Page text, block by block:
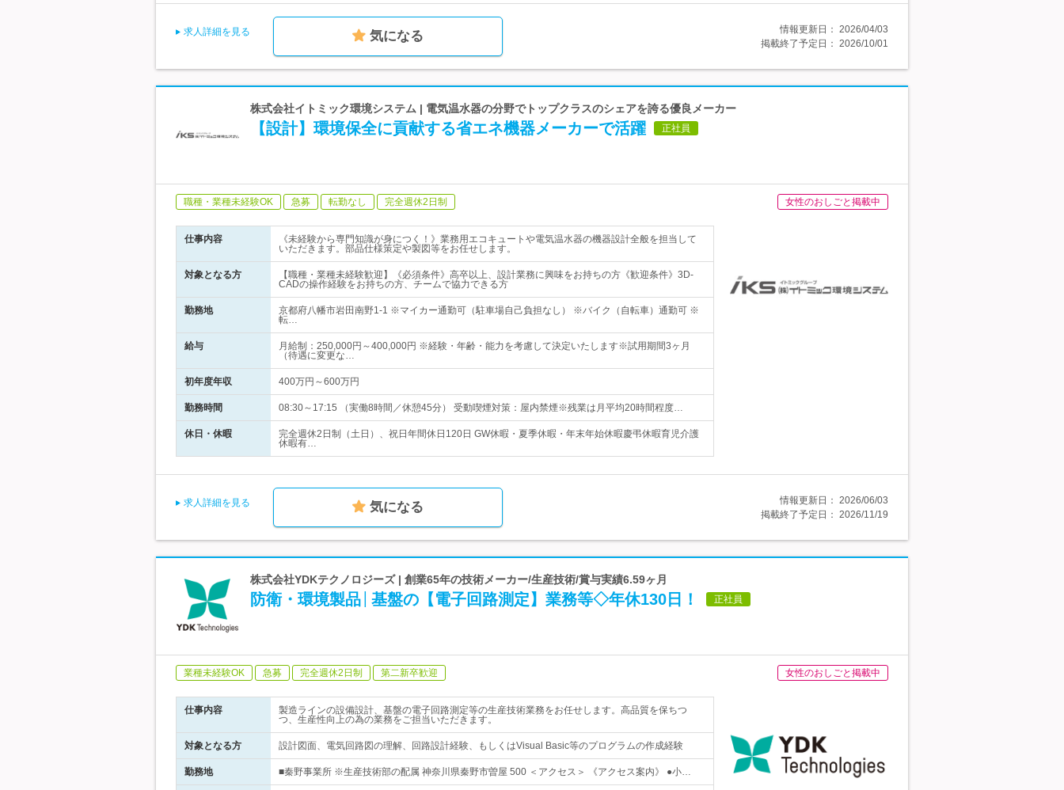
求人詳細を見る 気になる 情報更新日： 2026/04/03
掲載終了予定日： 2026/10/01
株式会社イトミック環境システム | 電気温水器の分野でトップクラスのシェアを誇る優良メーカー
【設計】環境保全に貢献する省エネ機器メーカーで活躍 正社員
職種・業種未経験OK 急募 転勤なし 完全週休2日制 女性のおしごと掲載中
仕事内容
《未経験から専門知識が身につく！》業務用エコキュートや電気温水器の機器設計全般を担当して
いただきます。部品仕様策定や製図等をお任せします。
対象となる方
【職種・業種未経験歓迎】《必須条件》高卒以上、設計業務に興味をお持ちの方《歓迎条件》3D-
CADの操作経験をお持ちの方、チームで協力できる方
勤務地
京都府八幡市岩田南野1-1 ※マイカー通勤可（駐車場自己負担なし） ※バイク（自転車）通勤可 ※
転…
給与
月給制：250,000円～400,000円 ※経験・年齢・能力を考慮して決定いたします※試用期間3ヶ月
（待遇に変更な…
初年度年収 400万円～600万円
勤務時間 08:30～17:15 （実働8時間／休憩45分） 受動喫煙対策：屋内禁煙※残業は月平均20時間程度…
休日・休暇
完全週休2日制（土日）、祝日年間休日120日 GW休暇・夏季休暇・年末年始休暇慶弔休暇育児介護
休暇有…
求人詳細を見る 気になる 情報更新日： 2026/06/03
掲載終了予定日： 2026/11/19
株式会社YDKテクノロジーズ | 創業65年の技術メーカー/生産技術/賞与実績6.59ヶ月
防衛・環境製品│基盤の【電子回路測定】業務等◇年休130日！ 正社員
業種未経験OK 急募 完全週休2日制 第二新卒歓迎 女性のおしごと掲載中
仕事内容
製造ラインの設備設計、基盤の電子回路測定等の生産技術業務をお任せします。高品質を保ちつ
つ、生産性向上の為の業務をご担当いただきます。
対象となる方 設計図面、電気回路図の理解、回路設計経験、もしくはVisual Basic等のプログラムの作成経験
勤務地 ■秦野事業所 ※生産技術部の配属 神奈川県秦野市曽屋 500 ＜アクセス＞ 《アクセス案内》 ●小…